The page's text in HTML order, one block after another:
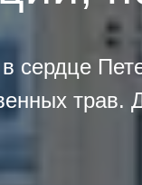
сердце
трав.